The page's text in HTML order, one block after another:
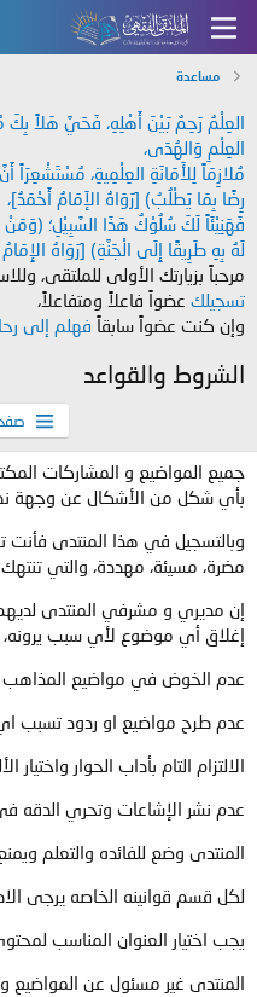
مساعدة
العِلْمُ رَحِمٌ بَيْنَ أَهْلِهِ، فَحَيَّ هَلاً بِكَ
العِلْمِ وَالهُدَى،
مُلازِمَاً لِلأَمَانَةِ العِلْمِيةِ، مُسْتَشْعِرَاً
رِضًا بِمَا يَطْلُبُ) [رَوَاهُ الإَمَامُ أَحْمَدُ]،
فَهَنِيْئَاً لَكَ سُلُوْكُ هَذَا السَّبِيْلِ؛
لَهُ بِهِ طَرِيقًا إِلَى الْجَنَّةِ) [رَوَاهُ
مرحباً بزيارتك الأولى للملتقى،
تسجيلك عضواً فاعلاً ومتفاعلاً،
وإن كنت عضواً سابقاً فهلم إلى
الشروط والقواعد
جميع المواضيع و المشاركات
بأي شكل من الأشكال عن وجهة نظر
وبالتسجيل في هذا المنتدى
مضرة، مسيئة، مهددة، والتي
إن مديري و مشرفي المنتدى
إغلاق أي موضوع لأي سبب يرونه،
عدم الخوض في مواضيع المذاهب
عدم طرح مواضيع او ردود تسبب اي
الالتزام التام بأداب الحوار واختيار
عدم نشر الإشاعات وتحري الدقه
المنتدى وضع للفائده والتعلم
لكل قسم قوانينه الخاصه يرجى
يجب اختيار العنوان المناسب
المنتدى غير مسئول عن المواضيع